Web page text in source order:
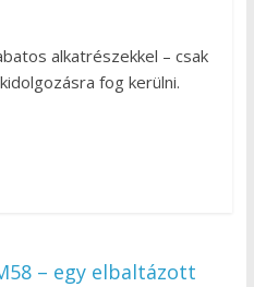
alkatrészekkel – csak
fog kerülni.
– egy elbaltázott